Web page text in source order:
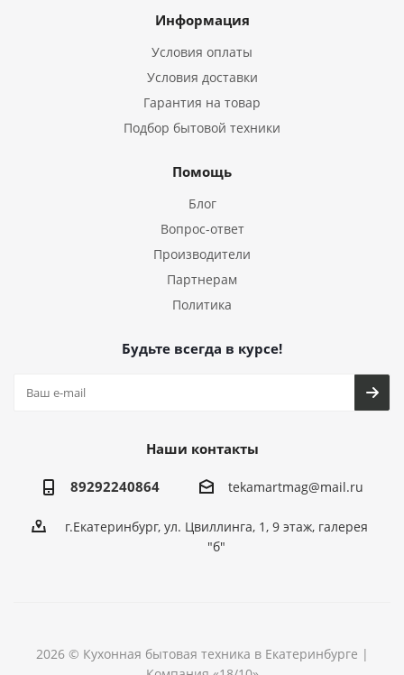
Информация
Условия оплаты
Условия доставки
Гарантия на товар
Подбор бытовой техники
Помощь
Блог
Вопрос-ответ
Производители
Партнерам
Политика
Будьте всегда в курсе!
Наши контакты
89292240864 tekamartmag@mail.ru
г.Екатеринбург, ул. Цвиллинга, 1, 9 этаж, галерея
"б"
2026 © Кухонная бытовая техника в Екатеринбурге |